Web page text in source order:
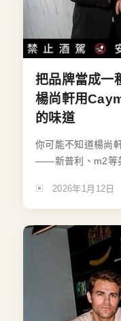
把品牌當成一
楊尚軒用
的味道
你可能不知道楊尚
——新普利、m2等
2026年1月12日